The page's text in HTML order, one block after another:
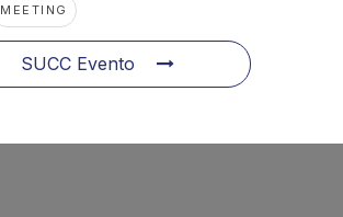
MEETING
SUCC Evento